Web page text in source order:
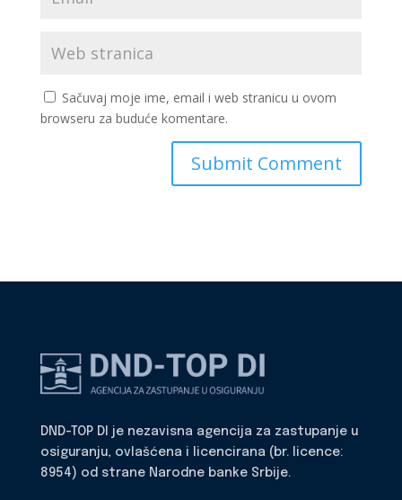
Sačuvaj moje ime, email i web stranicu u ovom
browseru za buduće komentare.
DND-TOP DI je nezavisna agencija za zastupanje u
osiguranju, ovlašćena i licencirana (br. licence:
8954) od strane Narodne banke Srbije.